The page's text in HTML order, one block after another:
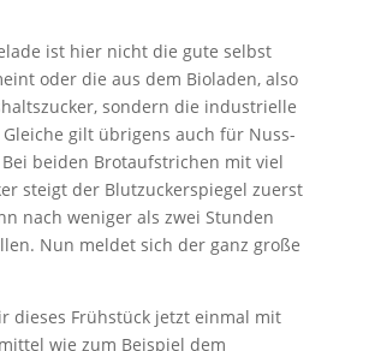
ist hier nicht die gute selbst
oder die aus dem Bioladen, also
sondern die industrielle
gilt übrigens auch für Nuss-
beiden Brotaufstrichen mit viel
steigt der Blutzuckerspiegel zuerst
nach weniger als zwei Stunden
Nun meldet sich der ganz große
dieses Frühstück jetzt einmal mit
wie zum Beispiel dem